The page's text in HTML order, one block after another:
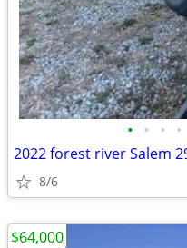
• • • •
2022 forest river Salem
8/6
$64,000